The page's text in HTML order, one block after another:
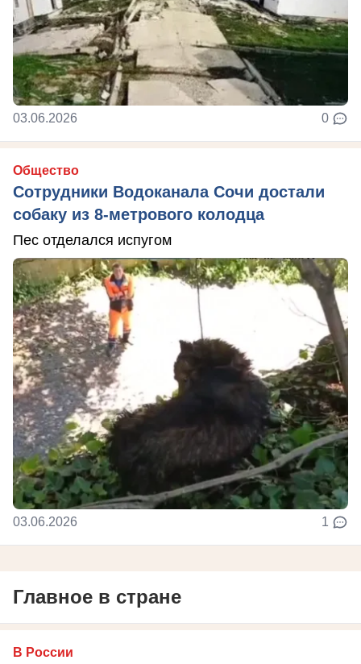
03.06.2026 0
Общество
Сотрудники Водоканала Сочи достали
собаку из 8-метрового колодца
Пес отделался испугом
03.06.2026 1
Главное в стране
В России